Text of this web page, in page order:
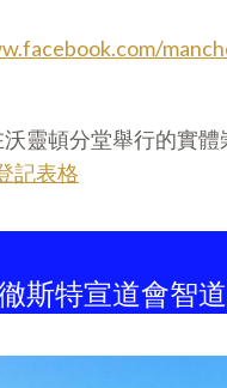
靈頓分堂舉行的實
記表格
斯特宣道會智